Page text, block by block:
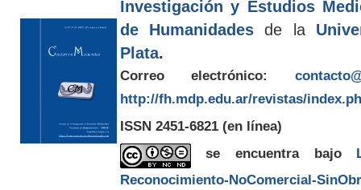
Investigación y Estudios
de Humanidades de la
Plata.
Correo electrónico:
http://fh.mdp.edu.ar/revistas/
ISSN 2451-6821 (en línea)
se encuentra bajo
Reconocimiento-NoComercial-